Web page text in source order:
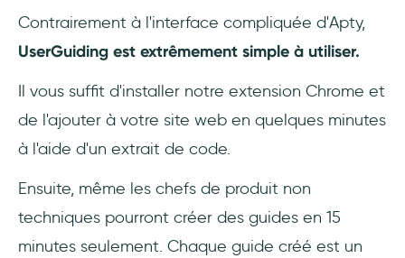
Contrairement à l'interface compliquée d'Apty,
UserGuiding est extrêmement simple à utiliser.
Il vous suffit d'installer notre extension Chrome et
de l'ajouter à votre site web en quelques minutes
à l'aide d'un extrait de code.
Ensuite, même les chefs de produit non
techniques pourront créer des guides en 15
minutes seulement. Chaque guide créé est un